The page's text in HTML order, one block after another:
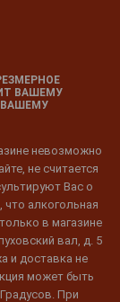
ВАШЕМУ
невозможно
не считается
Вас о
алкогольная
в магазине
вал, д. 5
и доставка не
может быть
При